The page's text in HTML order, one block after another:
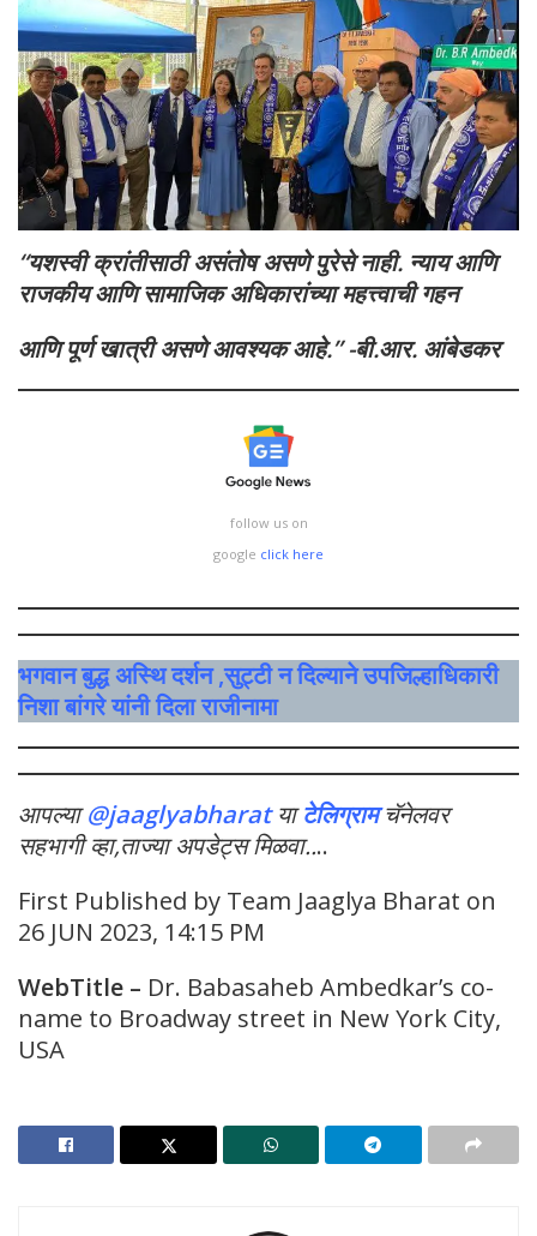
“यशस्वी क्रांतीसाठी असंतोष असणे पुरेसे नाही. न्याय आणि
राजकीय आणि सामाजिक अधिकारांच्या महत्त्वाची गहन
आणि पूर्ण खात्री असणे आवश्यक आहे.” -बी.आर. आंबेडकर
follow us on
google click here
भगवान बुद्ध अस्थि दर्शन ,सुट्टी न दिल्याने उपजिल्हाधिकारी
निशा बांगरे यांनी दिला राजीनामा
आपल्या@jaaglyabharat या टेलिग्राम चॅनेलवर
सहभागी व्हा,ताज्या अपडेट्स मिळवा....
First Published by Team Jaaglya Bharat on
26 JUN 2023, 14:15 PM
WebTitle – Dr. Babasaheb Ambedkar’s co-
name to Broadway street in New York City,
USA